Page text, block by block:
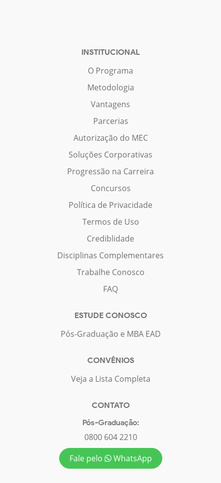
INSTITUCIONAL
O Programa
Metodologia
Vantagens
Parcerias
Autorização do MEC
Soluções Corporativas
Progressão na Carreira
Concursos
Política de Privacidade
Termos de Uso
Crediblidade
Disciplinas Complementares
Trabalhe Conosco
FAQ
ESTUDE CONOSCO
Pós-Graduação e MBA EAD
CONVÊNIOS
Veja a Lista Completa
CONTATO
Pós-Graduação:
0800 604 2210
Fale pelo
WhatsApp